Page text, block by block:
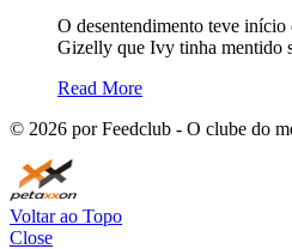
O desentendimento teve início
Gizelly que Ivy tinha mentido
Read More
© 2026 por Feedclub - O clube do
Voltar ao Topo
Close